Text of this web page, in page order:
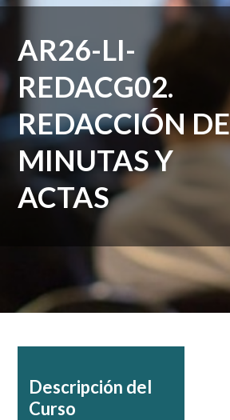
AR26-LI-
REDACG02.
REDACCIÓN DE
MINUTAS Y
ACTAS
Descripción del
Curso